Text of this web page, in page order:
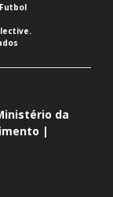
da
|